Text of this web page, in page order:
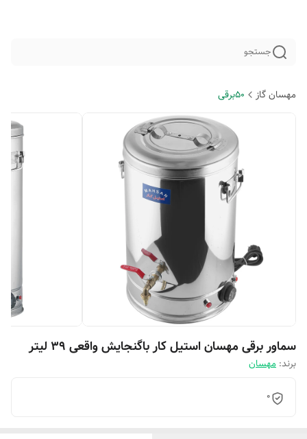
جستجو
مهسان گاز 50برقی
سماور برقی مهسان استیل کار باگنجایش واقعی 39 لیتر
برند: مهسان
0